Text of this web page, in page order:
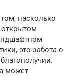
насколько
открытом
это забота о
может